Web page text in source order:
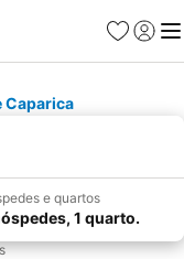
Favoritos
Iniciar
Caparica
e quartos
1 quarto.